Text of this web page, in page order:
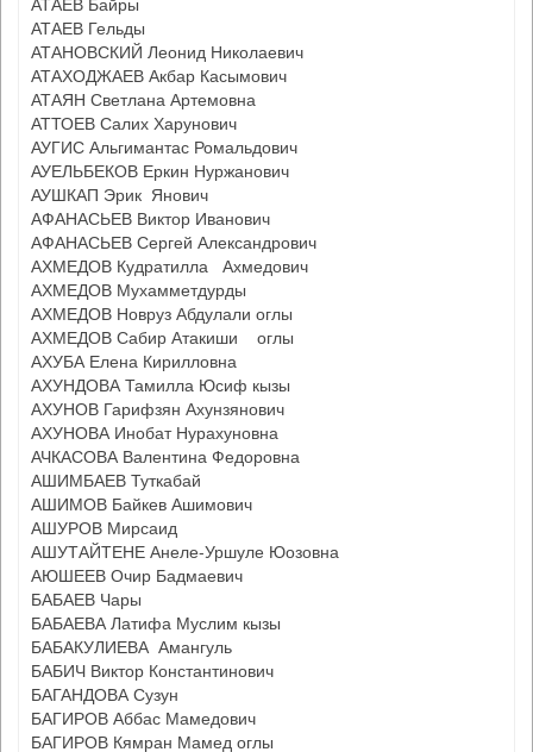
АТАЕВ Гельды
АТАНОВСКИЙ Леонид Николаевич
АТАХОДЖАЕВ Акбар Касымович
АТАЯН Светлана Артемовна
АТТОЕВ Салих Харунович
АУГИС Альгимантас Ромальдович
АУЕЛЬБЕКОВ Еркин Нуржанович
АУШКАП Эрик Янович
АФАНАСЬЕВ Виктор Иванович
АФАНАСЬЕВ Сергей Александрович
АХМЕДОВ Кудратилла Ахмедович
АХМЕДОВ Мухамметдурды
АХМЕДОВ Новруз Абдулали оглы
АХМЕДОВ Сабир Атакиши оглы
АХУБА Елена Кирилловна
АХУНДОВА Тамилла Юсиф кызы
АХУНОВ Гарифзян Ахунзянович
АХУНОВА Инобат Нурахуновна
АЧКАСОВА Валентина Федоровна
АШИМБАЕВ Туткабай
АШИМОВ Байкев Ашимович
АШУРОВ Мирсаид
АШУТАЙТЕНЕ Анеле-Уршуле Юозовна
АЮШЕЕВ Очир Бадмаевич
БАБАЕВ Чары
БАБАЕВА Латифа Муслим кызы
БАБАКУЛИЕВА Амангуль
БАБИЧ Виктор Константинович
БАГАНДОВА Сузун
БАГИРОВ Аббас Мамедович
БАГИРОВ Кямран Мамед оглы